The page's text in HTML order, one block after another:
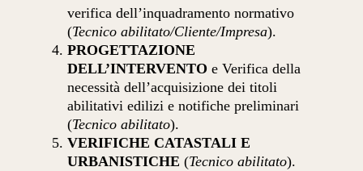
verifica dell’inquadramento normativo
(Tecnico abilitato/Cliente/Impresa).
PROGETTAZIONE
DELL’INTERVENTO e Verifica della
necessità dell’acquisizione dei titoli
abilitativi edilizi e notifiche preliminari
(Tecnico abilitato).
VERIFICHE CATASTALI E
URBANISTICHE (Tecnico abilitato).